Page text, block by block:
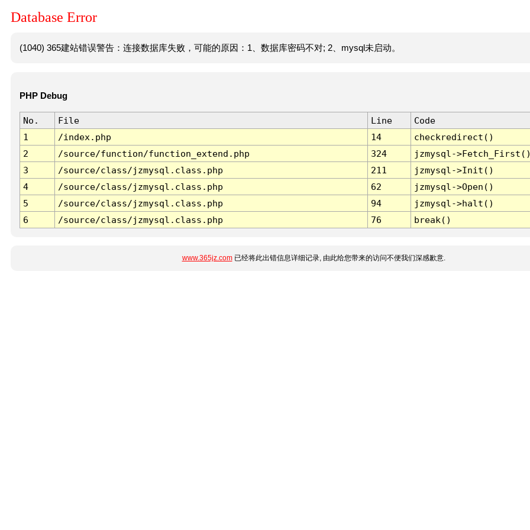
Database Error
(1040) 365建站错误警告：连接数据库失败，可能的原因：1、数据库密码不对; 2、mysql未启动。
PHP Debug
No. File Line
Code
1
/index.php 14
checkredirect()
2
/source/function/function_extend.php 324
jzmysql-
3
/source/class/jzmysql.class.php 211
jzmysql->Init()
4
/source/class/jzmysql.class.php 62
jzmysql->Open()
5
/source/class/jzmysql.class.php 94
jzmysql->halt()
6
/source/class/jzmysql.class.php 76 break()
www.365jz.com已经将此出错信息详细记录, 由此给您带来的访问不便我们深感歉意.